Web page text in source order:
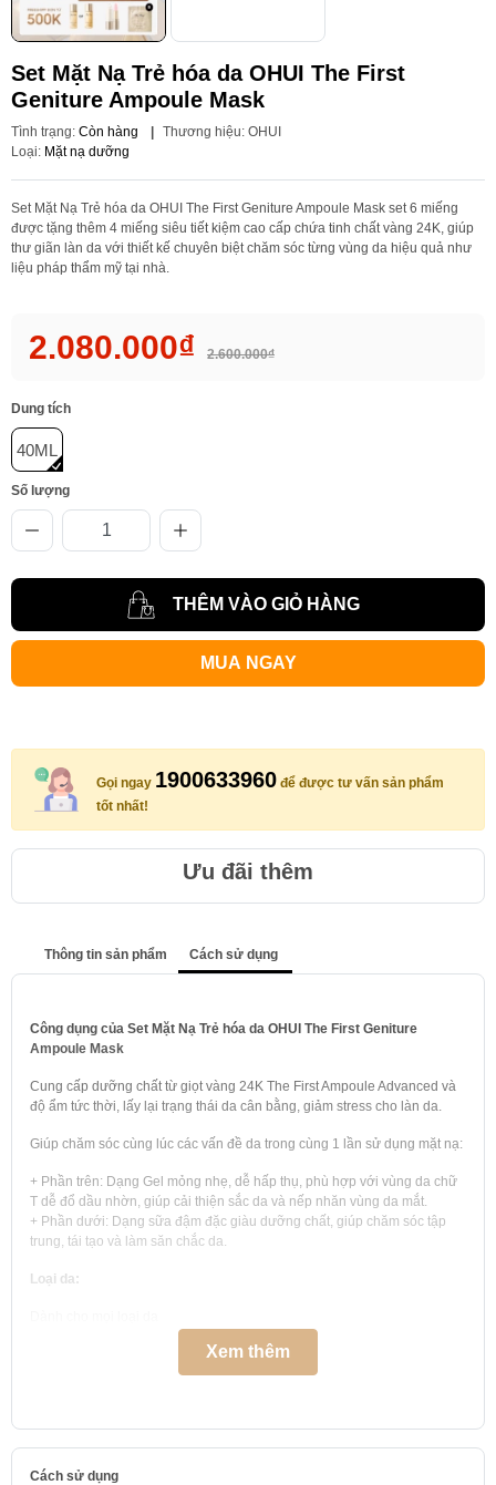
Set Mặt Nạ Trẻ hóa da OHUI The First
Geniture Ampoule Mask
Tình trạng: Còn hàng Thương hiệu: OHUI
Loại: Mặt nạ dưỡng
Set Mặt Nạ Trẻ hóa da OHUI The First Geniture Ampoule Mask set 6 miếng
được tặng thêm 4 miếng siêu tiết kiệm cao cấp chứa tinh chất vàng 24K, giúp
thư giãn làn da với thiết kế chuyên biệt chăm sóc từng vùng da hiệu quả như
liệu pháp thẩm mỹ tại nhà.
2.080.000₫ 2.600.000₫
Dung tích
40ML
Số lượng
THÊM VÀO GIỎ HÀNG
MUA NGAY
Gọi ngay 1900633960 để được tư vấn sản phẩm
tốt nhất!
Ưu đãi thêm
Thông tin sản phẩm Cách sử dụng
Công dụng của Set Mặt Nạ Trẻ hóa da OHUI The First Geniture
Ampoule Mask
Cung cấp dưỡng chất từ giọt vàng 24K The First Ampoule Advanced và
độ ẩm tức thời, lấy lại trạng thái da cân bằng, giảm stress cho làn da.
Giúp chăm sóc cùng lúc các vấn đề da trong cùng 1 lần sử dụng mặt nạ:
+ Phần trên: Dạng Gel mỏng nhẹ, dễ hấp thụ, phù hợp với vùng da chữ
T dễ đổ dầu nhờn, giúp cải thiện sắc da và nếp nhăn vùng da mắt.
+ Phần dưới: Dạng sữa đậm đặc giàu dưỡng chất, giúp chăm sóc tập
trung, tái tạo và làm săn chắc da.
Loại da:
Thể tích thực: 6 miếng x 1 hộp (240 ml x 1 hộp)
2. OHUI The First Geniture Ampoule Mask: Măt nạ chứa thành phần
Xem thêm
Cách sử dụng